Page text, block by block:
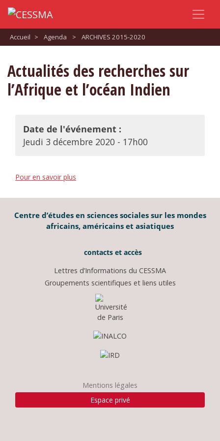
Accueil > Agenda > ARCHIVES 2015-2020
Actualités des recherches sur
l’Afrique et l’océan Indien
Date de l'événement :
Jeudi 3 décembre 2020 - 17h00
Pour en savoir plus
Centre d’études en sciences sociales sur les mondes
africains, américains et asiatiques
contacts et accès
Lettres d’Informations du CESSMA
Groupements scientifiques et liens utiles
Mentions légales
Espace privé